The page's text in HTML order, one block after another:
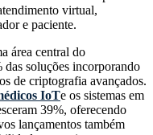
virtual,
e paciente.
área central do
soluções incorporando
de criptografia avançados.
IoTe os sistemas em
39%, oferecendo
lançamentos também